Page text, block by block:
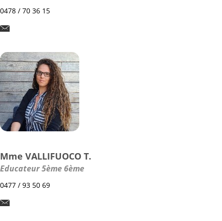
0478 / 70 36 15
Mme VALLIFUOCO T.
Educateur 5ème 6ème
0477 / 93 50 69